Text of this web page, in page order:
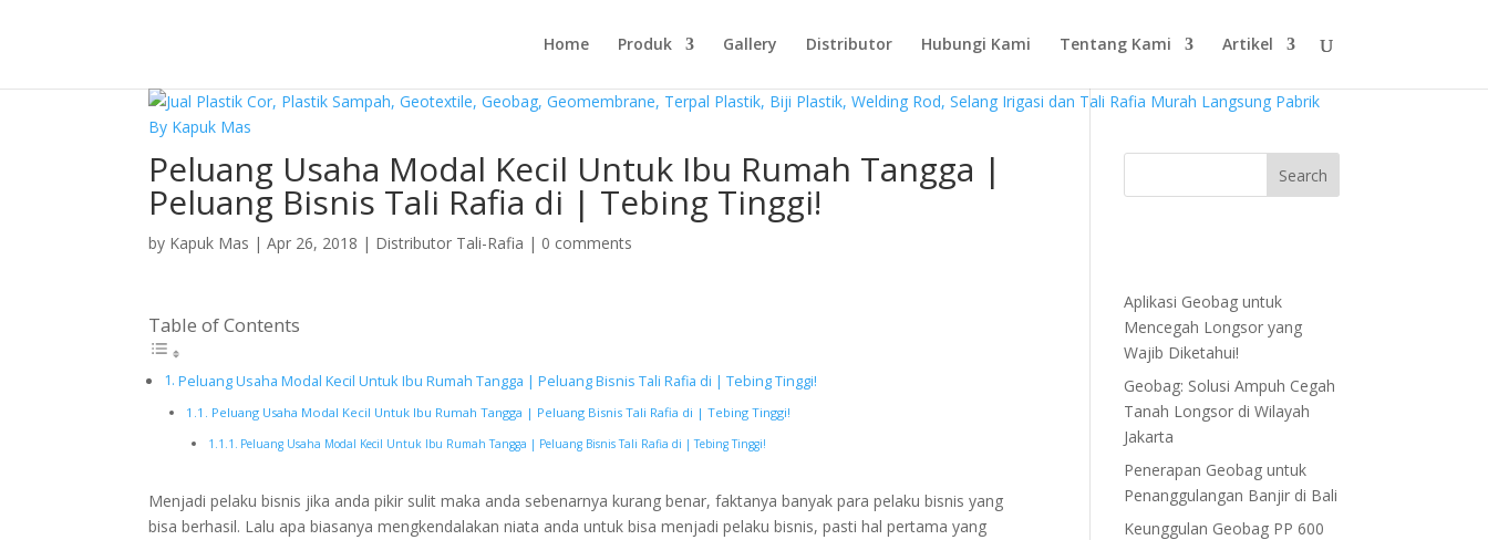
Home Produk Gallery Distributor Hubungi Kami Tentang Kami Artikel
Peluang Usaha Modal Kecil Untuk Ibu Rumah Tangga |
Peluang Bisnis Tali Rafia di | Tebing Tinggi!
by Kapuk Mas |Apr 26, 2018 | Distributor Tali-Rafia | 0 comments
Table of Contents
Peluang Usaha Modal Kecil Untuk Ibu Rumah Tangga | Peluang Bisnis Tali Rafia di | Tebing Tinggi!
Peluang Usaha Modal Kecil Untuk Ibu Rumah Tangga | Peluang Bisnis Tali Rafia di | Tebing Tinggi!
Peluang Usaha Modal Kecil Untuk Ibu Rumah Tangga | Peluang Bisnis Tali Rafia di | Tebing Tinggi!
Menjadi pelaku bisnis jika anda pikir sulit maka anda sebenarnya kurang benar, faktanya banyak para pelaku bisnis yang
bisa berhasil. Lalu apa biasanya mengkendalakan niata anda untuk bisa menjadi pelaku bisnis, pasti hal pertama yang
Aplikasi Geobag untuk
Mencegah Longsor yang
Wajib Diketahui!
Geobag: Solusi Ampuh Cegah
Tanah Longsor di Wilayah
Jakarta
Penerapan Geobag untuk
Penanggulangan Banjir di Bali
Keunggulan Geobag PP 600